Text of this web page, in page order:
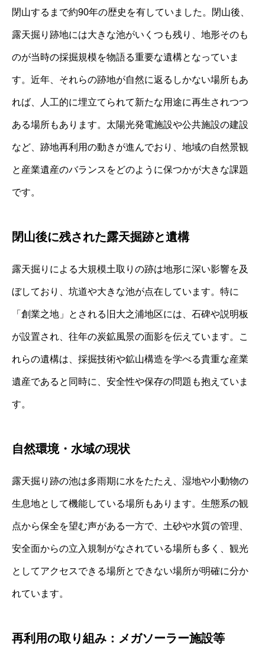
閉山するまで約90年の歴史を有していました。閉山後、
露天掘り跡地には大きな池がいくつも残り、地形そのも
のが当時の採掘規模を物語る重要な遺構となっていま
す。近年、それらの跡地が自然に返るしかない場所もあ
れば、人工的に埋立てられて新たな用途に再生されつつ
ある場所もあります。太陽光発電施設や公共施設の建設
など、跡地再利用の動きが進んでおり、地域の自然景観
と産業遺産のバランスをどのように保つかが大きな課題
です。
閉山後に残された露天掘跡と遺構
露天掘りによる大規模土取りの跡は地形に深い影響を及
ぼしており、坑道や大きな池が点在しています。特に
「創業之地」とされる旧大之浦地区には、石碑や説明板
が設置され、往年の炭鉱風景の面影を伝えています。こ
れらの遺構は、採掘技術や鉱山構造を学べる貴重な産業
遺産であると同時に、安全性や保存の問題も抱えていま
す。
自然環境・水域の現状
露天掘り跡の池は多雨期に水をたたえ、湿地や小動物の
生息地として機能している場所もあります。生態系の観
点から保全を望む声がある一方で、土砂や水質の管理、
安全面からの立入規制がなされている場所も多く、観光
としてアクセスできる場所とできない場所が明確に分か
れています。
再利用の取り組み：メガソーラー施設等